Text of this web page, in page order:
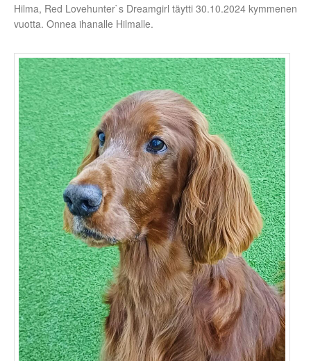
Hilma, Red Lovehunter`s Dreamgirl täytti 30.10.2024 kymmenen
vuotta. Onnea ihanalle Hilmalle.